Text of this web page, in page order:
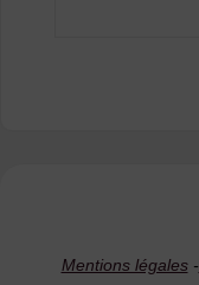
Mentions légales-